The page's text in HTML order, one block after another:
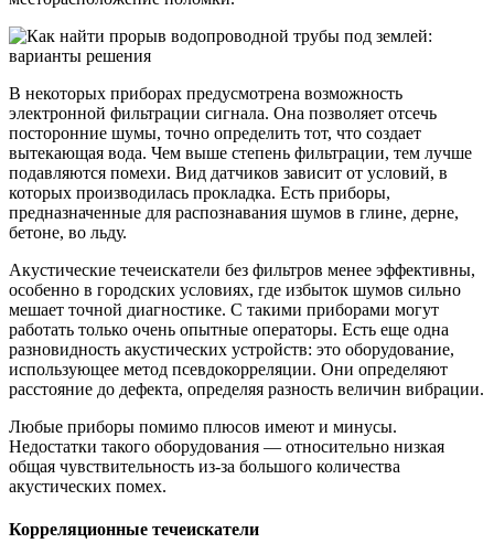
В некоторых приборах предусмотрена возможность
электронной фильтрации сигнала. Она позволяет отсечь
посторонние шумы, точно определить тот, что создает
вытекающая вода. Чем выше степень фильтрации, тем лучше
подавляются помехи. Вид датчиков зависит от условий, в
которых производилась прокладка. Есть приборы,
предназначенные для распознавания шумов в глине, дерне,
бетоне, во льду.
Акустические течеискатели без фильтров менее эффективны,
особенно в городских условиях, где избыток шумов сильно
мешает точной диагностике. С такими приборами могут
работать только очень опытные операторы. Есть еще одна
разновидность акустических устройств: это оборудование,
использующее метод псевдокорреляции. Они определяют
расстояние до дефекта, определяя разность величин вибрации.
Любые приборы помимо плюсов имеют и минусы.
Недостатки такого оборудования — относительно низкая
общая чувствительность из-за большого количества
акустических помех.
Корреляционные течеискатели